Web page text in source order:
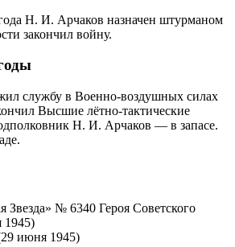
Н. И. Арчаков назначен штурманом
закончил войну.
службу в Военно-воздушных силах
Высшие лётно-тактические
Н. И. Арчаков — в запасе.
Звезда» № 6340 Героя Советского
1945)
июня 1945)